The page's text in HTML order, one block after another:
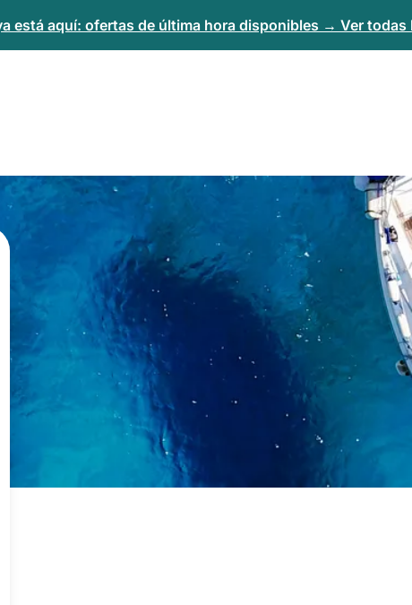
está aquí: ofertas de última hora disponibles → Ver